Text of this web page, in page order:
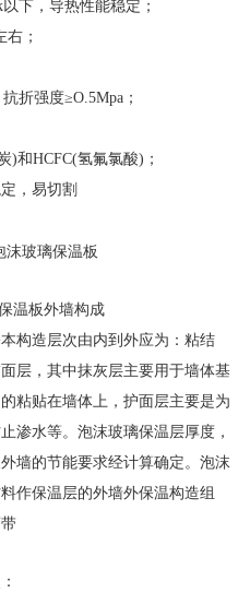
下，导热性能稳定；
；
折强度≥O.5Mpa；
)和HCFC(氢氟氯酸)；
，易切割
温板外墙构成
构造层次由内到外应为：粘结
层，其中抹灰层主要用于墙体基
粘贴在墙体上，护面层主要是为
渗水等。泡沫玻璃保温层厚度，
墙的节能要求经计算确定。泡沫
作保温层的外墙外保温构造组